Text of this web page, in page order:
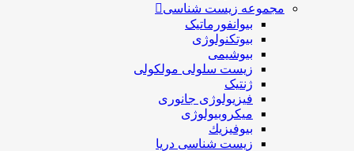
مجموعه زیست شناسی
بیوانفورماتیک
بیوتکنولوژی
بیوشیمی
زیست سلولی مولکولی
ژنتیک
فیزیولوژی جانوری
میکروبیولوژی
بيوفيزيك
زیست شناسی دریا